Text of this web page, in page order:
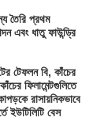
তৈরি প্রথম
এবং ধাতু ফাউন্ড্রি
টেফলন বি, কাঁচের
ফিলামেন্টগুলিতে
রাসায়নিকভাবে
ইউটিলিটি বেস